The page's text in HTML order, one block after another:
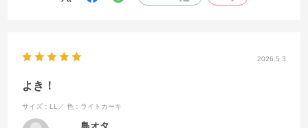
2026.5.3
よき！
サイズ：LL／ 色：ライトカーキ